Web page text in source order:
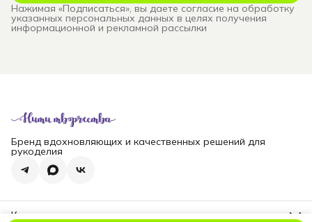
Нажимая «Подписаться», вы даете согласие на обработку
указанных персональных данных в целях получения
информационной и рекламной рассылки
Бренд вдохновляющих и качественных решений для
рукоделия
Контакты